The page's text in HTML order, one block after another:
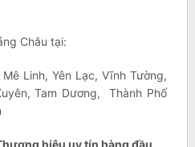
Châu tại:
Linh, Yên Lạc, Vĩnh Tường,
Tam Dương, Thành Phố